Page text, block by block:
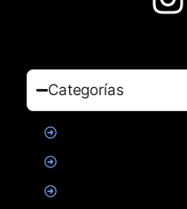
Categorías